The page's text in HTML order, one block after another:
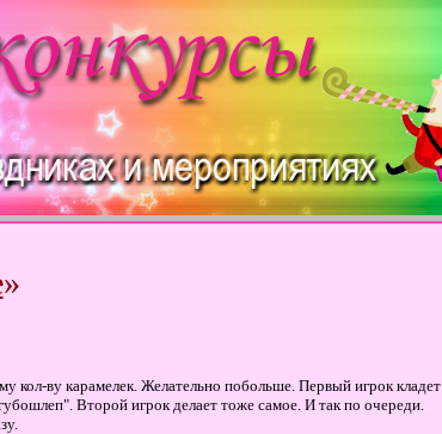
»
кол-ву карамелек. Желательно побольше. Первый игрок кладет
Второй игрок делает тоже самое. И так по очереди.